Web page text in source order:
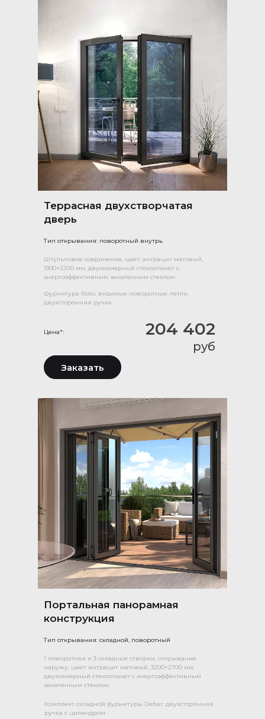
Террасная двухстворчатая
дверь
Тип открывания: поворотный внутрь
204 402
руб
Цена*:
Штульповое соединение, цвет: антрацит матовый,
1900×2200 мм, двухкамерный стеклопакет с
энергоэффективным закаленным стеклом.
Фурнитура Roto: видимые поворотные петли,
двухсторонняя ручка.
Заказать
Портальная панорамная
конструкция
Тип открывания: складной, поворотный
1 поворотная и 3 складные створки, открывание
наружу, цвет: антрацит матовый, 3200×2700 мм,
двухкамерный стеклопакет с энергоэффективным
закаленным стеклом.
Комплект складной фурнитуры Debar: двухсторонняя
ручка с цилиндром.